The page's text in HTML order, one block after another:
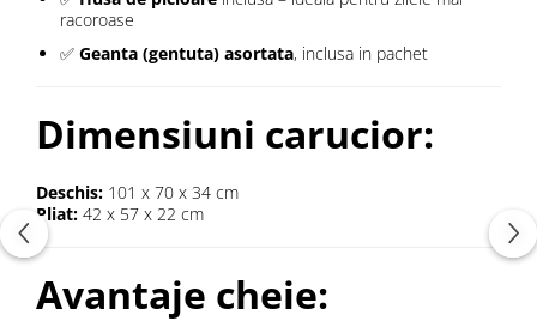
racoroase
✅ Geanta (gentuta) asortata, inclusa in pachet
Dimensiuni carucior:
Deschis: 101 x 70 x 34 cm
Pliat: 42 x 57 x 22 cm
Avantaje cheie: